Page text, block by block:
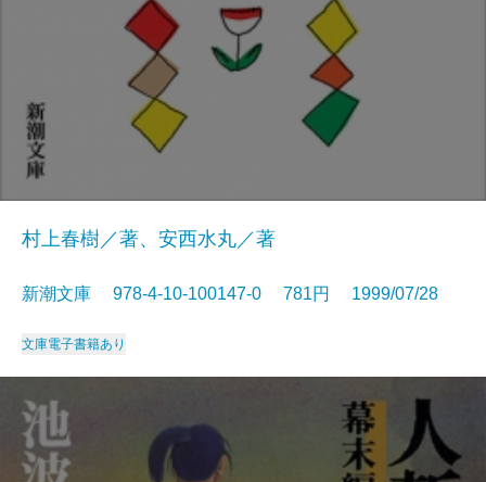
村上春樹／著、安西水丸／著
新潮文庫 978-4-10-100147-0 781円 1999/07/28
文庫電子書籍あり